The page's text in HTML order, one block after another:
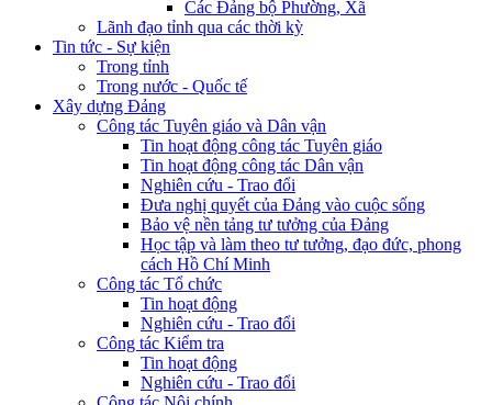
Các Đảng bộ Phường, Xã
Lãnh đạo tỉnh qua các thời kỳ
Tin tức - Sự kiện
Trong tỉnh
Trong nước - Quốc tế
Xây dựng Đảng
Công tác Tuyên giáo và Dân vận
Tin hoạt động công tác Tuyên giáo
Tin hoạt động công tác Dân vận
Nghiên cứu - Trao đổi
Đưa nghị quyết của Đảng vào cuộc sống
Bảo vệ nền tảng tư tưởng của Đảng
Học tập và làm theo tư tưởng, đạo đức, phong
cách Hồ Chí Minh
Công tác Tổ chức
Tin hoạt động
Nghiên cứu - Trao đổi
Công tác Kiểm tra
Tin hoạt động
Nghiên cứu - Trao đổi